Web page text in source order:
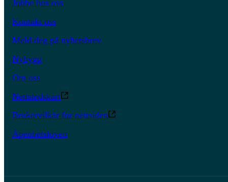
Jobbe hos oss
Kontakt oss
Meld deg på nyhetsbrev
Nybygg
Om oss
Nettstedskart
Brukervilkår for nettsiden
Åpenhetsloven